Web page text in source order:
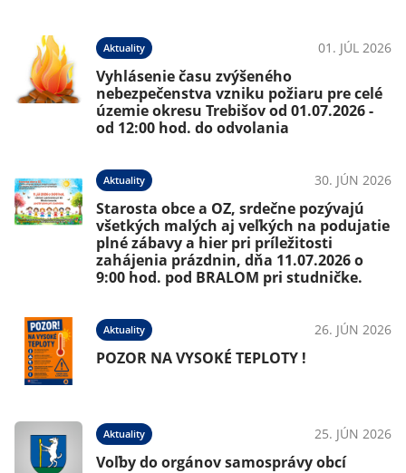
Aktuality 01. JÚL 2026
Vyhlásenie času zvýšeného
nebezpečenstva vzniku požiaru pre celé
územie okresu Trebišov od 01.07.2026 -
od 12:00 hod. do odvolania
Aktuality 30. JÚN 2026
Starosta obce a OZ, srdečne pozývajú
všetkých malých aj veľkých na podujatie
plné zábavy a hier pri príležitosti
zahájenia prázdnin, dňa 11.07.2026 o
9:00 hod. pod BRALOM pri studničke.
Aktuality 26. JÚN 2026
POZOR NA VYSOKÉ TEPLOTY !
Aktuality 25. JÚN 2026
Voľby do orgánov samosprávy obcí